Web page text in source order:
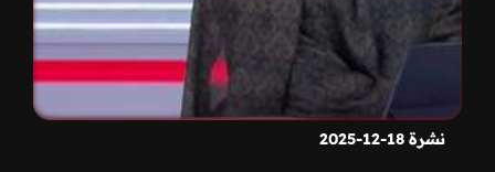
نشرة 18-12-2025